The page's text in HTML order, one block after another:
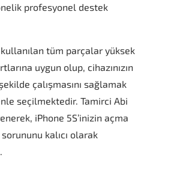
profesyonel destek
tüm parçalar yüksek
uygun olup, cihazınızın
çalışmasını sağlamak
seçilmektedir. Tamirci Abi
iPhone 5S’inizin açma
kalıcı olarak